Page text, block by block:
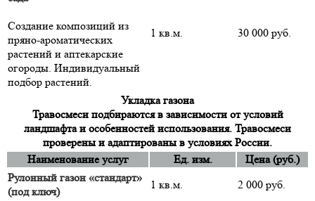
Создание композиций из
пряно-ароматических
растений и аптекарские
огороды. Индивидуальный
подбор растений.
1 кв.м. 30 000 руб.
Укладка газона
Травосмеси подбираются в зависимости от условий
ландшафта и особенностей использования. Травосмеси
проверены и адаптированы в условиях России.
Наименование услуг
Ед. изм.
Цена (руб.)
Рулонный газон «стандарт»
(под ключ)
1 кв.м.
2 000 руб.